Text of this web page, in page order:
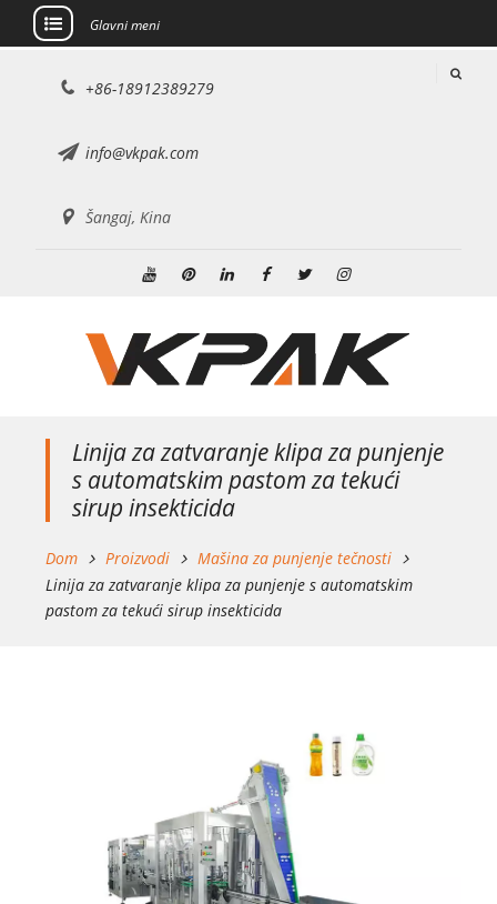
Glavni meni
+86-18912389279
info@vkpak.com
Šangaj, Kina
Linija za zatvaranje klipa za punjenje
s automatskim pastom za tekući
sirup insekticida
Dom Proizvodi
Mašina za punjenje tečnosti
Linija za zatvaranje klipa za punjenje s automatskim
pastom za tekući sirup insekticida